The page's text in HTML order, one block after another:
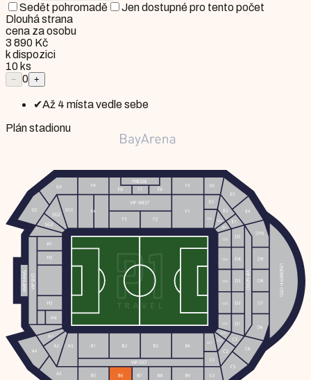
Sedět pohromadě
Jen dostupné pro tento počet
Dlouhá strana
cena za osobu
3 890 Kč
k dispozici
10 ks
− 0 +
✔Až 4 místa vedle sebe
Plán stadionu